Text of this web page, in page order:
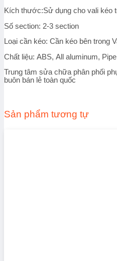
Kích thước:Sử dụng cho vali kéo
Số section: 2-3 section
Loại cần kéo: Cần kéo bên trong
Chất liệu: ABS, All aluminum, Pipe
Trung tâm sửa chữa phân phối
buôn bán lẻ toàn quốc
Sản phẩm tương tự